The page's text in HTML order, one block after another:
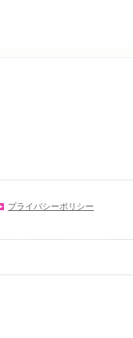
プライバシーポリシー